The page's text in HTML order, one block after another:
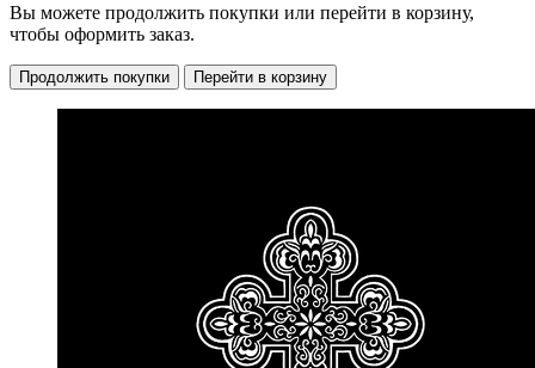
Вы можете продолжить покупки или перейти в корзину,
чтобы оформить заказ.
Продолжить покупки Перейти в корзину